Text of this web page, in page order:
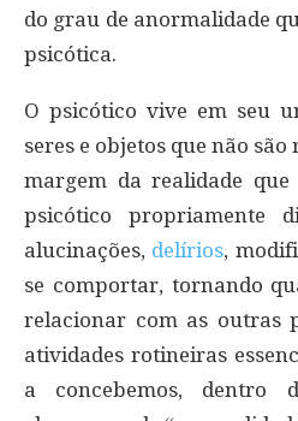
do grau de anormalidade
psicótica.
O psicótico vive em seu
seres e objetos que não
margem da realidade
psicótico propriamente
alucinações, delírios,
se comportar, tornando
relacionar com as outras
atividades rotineiras
a concebemos, dentro